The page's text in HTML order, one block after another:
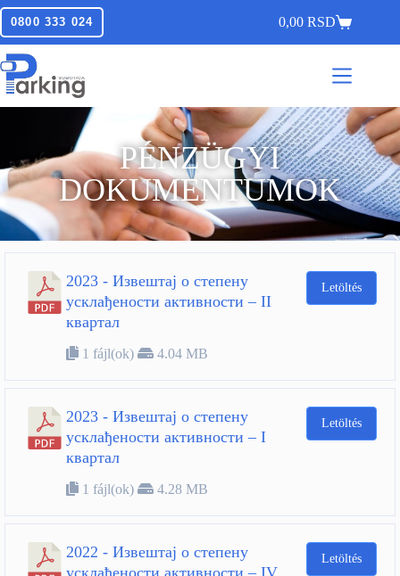
0800 333 024 0,00RSD
PÉNZÜGYI
DOKUMENTUMOK
2023 - Извештај о степену
усклађености активности – II
квартал
1 fájl(ok) 4.04 MB
Letöltés
2023 - Извештај о степену
усклађености активности – I
квартал
1 fájl(ok) 4.28 MB
Letöltés
2022 - Извештај о степену
Letöltés